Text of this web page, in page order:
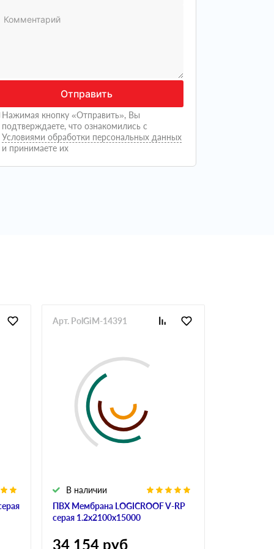
Отправить
Нажимая кнопку «Отправить», Вы
подтверждаете, что ознакомились с
Условиями обработки персональных данных
и принимаете их
ПВХ Мембрана LOGICROOF V-RP
серая 1.2х2100х15000
В наличии
Арт. PolGiM-14391
34 154 руб